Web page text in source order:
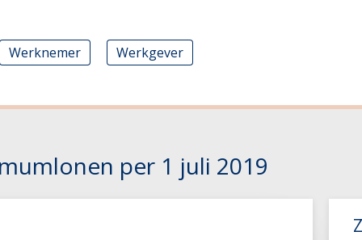
Werknemer Werkgever
per 1 juli 2019